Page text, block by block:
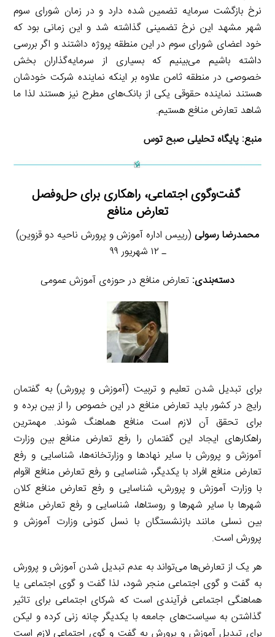
نرخ بازگشت سرمایه تضمین شده دارد و در زمان شورای سوم
شهر مشهد این نرخ تضمینی گذاشته شد و این زمانی بود که
خود اعضای شورای سوم در این منطقه پروژه داشتند و اگر بررسی
داشته باشیم می‌بینیم که بسیاری از سرمایه‌گذاران بخش
خصوصی در منطقه ثامن علاوه بر اینکه نماینده شرکت خودشان
هستند نماینده حقوقی یکی از بانک‌های مطرح نیز هستند لذا ما
شاهد تعارض منافع هستیم.
منبع: پایگاه تحلیلی صبح توس
گفت‌وگوی اجتماعی، راهکاری برای حل‌وفصل
تعارض منافع
محمدرضا رسولی (رییس اداره آموزش و پرورش ناحیه دو قزوین)
ـ ۱۲ شهریور ۹۹
دسته‌بندی: تعارض منافع در حوزه‌ی آموزش عمومی
برای تبدیل شدن تعلیم و تربیت (آموزش و پرورش) به گفتمان
رایج در کشور باید تعارض منافع در این خصوص را از بین برده و
برای تحقق آن لازم است منافع هماهنگ شوند. مهمترین
راهکارهای ایجاد این گفتمان را رفع تعارض منافع بین وزارت
آموزش و پرورش با سایر نهادها و وزارتخانه‌ها، شناسایی و رفع
تعارض منافع افراد با یکدیگر، شناسایی و رفع تعارض منافع اقوام
با وزارت آموزش و پرورش، شناسایی و رفع تعارض منافع کلان
شهرها با سایر شهرها و روستاها، شناسایی و رفع تعارض منافع
بین نسلی مانند بازنشستگان با نسل کنونی وزارت آموزش و
پرورش است.
هر یک از تعارض‌ها می‌تواند به عدم تبدیل شدن آموزش و پرورش
به گفت و گوی اجتماعی منجر شود، لذا گفت و گوی اجتماعی یا
هماهنگی اجتماعی فرآیندی است که شرکای اجتماعی برای تاثیر
گذاشتن به سیاست‌های جامعه با یکدیگر چانه زنی کرده و لیکن
برای تبدیل آموزش و پرورش به گفت و گوی اجتماعی لازم است